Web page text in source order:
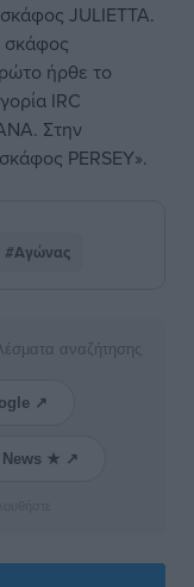
JULIETTA.
σκάφος
ήρθε το
IRC
Στην
PERSEY».
#Αγώνας
αναζήτησης
↗
News ★ ↗